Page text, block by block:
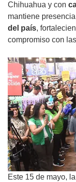
Chihuahua y con
mantiene
del país,
compromiso con
Este 15 de mayo,